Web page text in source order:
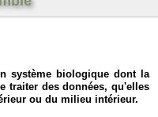
système biologique dont la
traiter des données, qu'elles
ou du milieu intérieur.